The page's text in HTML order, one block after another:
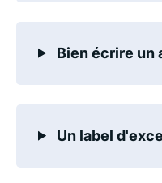
Bien écrire un
Un label